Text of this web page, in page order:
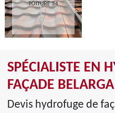
TOITURE 34
SPÉCIALISTE EN
FAÇADE
Devis hydrofuge de